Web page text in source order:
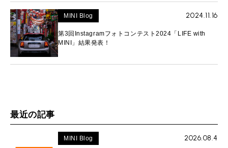
MINI Blog 2024.11.16
第3回Instagramフォトコンテスト2024「LIFE with
MINI」結果発表！
最近の記事
MINI Blog 2026.08.4